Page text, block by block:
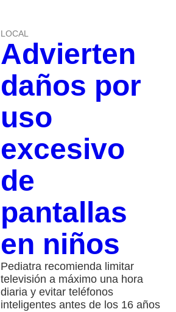
LOCAL
Advierten
daños por
uso
excesivo
de
pantallas
en niños
Pediatra recomienda limitar
televisión a máximo una hora
diaria y evitar teléfonos
inteligentes antes de los 16 años